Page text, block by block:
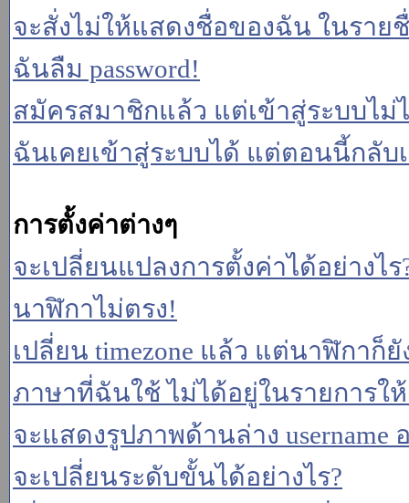
จะสั่งไม่ให้แสดงชื่อของฉัน ในราย
ฉันลืม password!
สมัครสมาชิกแล้ว แต่เข้าสู่ระบบไม่
ฉันเคยเข้าสู่ระบบได้ แต่ตอนนี้กลับ
การตั้งค่าต่างๆ
จะเปลี่ยนแปลงการตั้งค่าได้อย่างไร
นาฬิกาไม่ตรง!
เปลี่ยน timezone แล้ว แต่นาฬิกาก็ยั
ภาษาที่ฉันใช้ ไม่ได้อยู่ในรายการใ
จะแสดงรูปภาพด้านล่าง username
จะเปลี่ยนระดับขั้นได้อย่างไร?